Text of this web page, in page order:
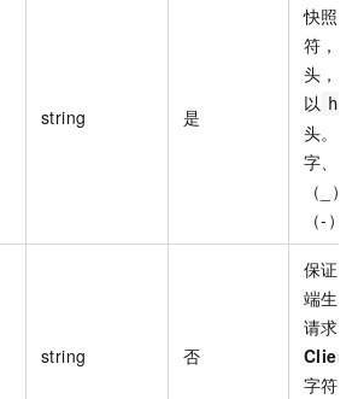
string 是
快照
符，
头，
以
头。
字、
（_
（-）
string 否
保证
端生
请求
字符